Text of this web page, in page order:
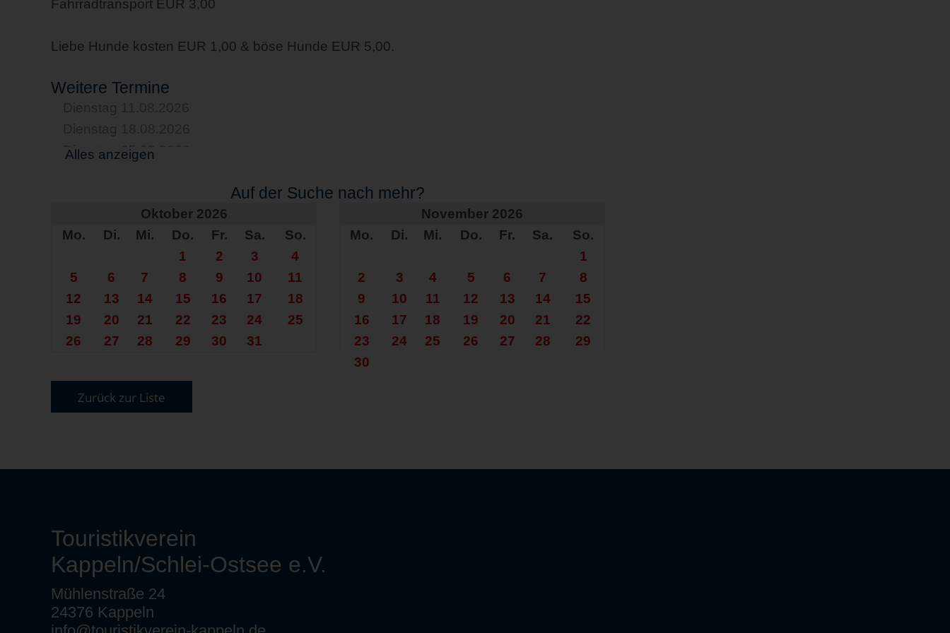
Fahrradtransport EUR 3,00
Liebe Hunde kosten EUR 1,00 & böse Hunde EUR 5,00.
Weitere Termine
Dienstag 25.08.2026
Dienstag 15.09.2026
Dienstag 22.09.2026
Dienstag 29.09.2026
Dienstag 06.10.2026
Dienstag 13.10.2026
Dienstag 20.10.2026
Dienstag 27.10.2026
Alles anzeigen
Auf der Suche nach mehr?
Oktober 2026
Mo.
Di. Mi. Do. Fr. Sa.
So.
1
2 3
4
5
6 7 8 9 10
11
12
13 14 15 16 17
18
19
20 21 22 23 24
25
26
27 28 29 30 31
November 2026
Mo.
Di. Mi. Do. Fr. Sa.
So.
1
2
3 4 5 6 7
8
9
10 11 12 13 14
15
16
17 18 19 20 21
22
23
24 25 26 27 28
29
30
Zurück zur Liste
Touristikverein
Kappeln/Schlei-Ostsee e.V.
Mühlenstraße 24
24376 Kappeln